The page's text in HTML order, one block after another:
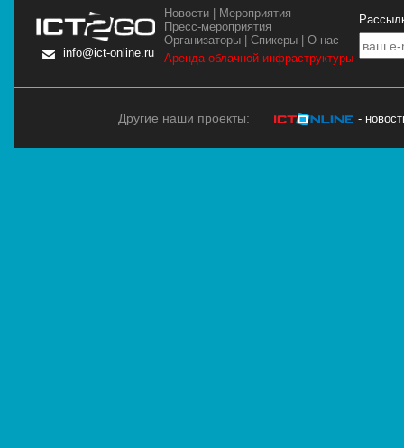
info@ict-online.ru
Новости
Мероприятия
Пресс-мероприятия
Организаторы |Спикеры |О нас
Аренда облачной инфраструктуры
Другие наши проекты: -